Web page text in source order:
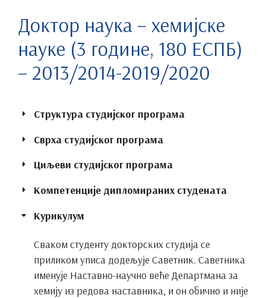
Доктор наука – хемијске
науке (3 године, 180 ЕСПБ)
– 2013/2014-2019/2020
Структура студијског програма
Сврха студијског програма
Циљеви студијског програма
Компетенције дипломираних студената
Курикулум
Сваком студенту докторских студија се
приликом уписа додељује Саветник. Саветника
именује Наставно-научно веће Департмана за
хемију из редова наставника, и он обично и није